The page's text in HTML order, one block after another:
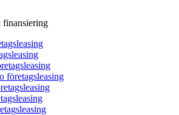
finansiering
företagsleasing